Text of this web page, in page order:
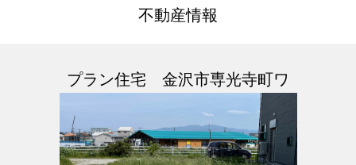
不動産情報
プラン住宅 金沢市専光寺町ワ